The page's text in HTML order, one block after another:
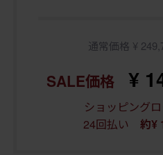
通常価格 ¥
SALE価格 ¥
ショッピング
24回払い 約¥